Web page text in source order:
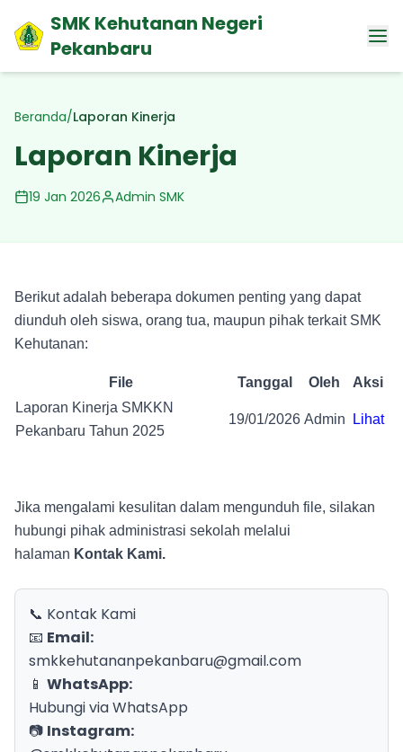
SMK Kehutanan Negeri
Pekanbaru
Beranda/Laporan Kinerja
Laporan Kinerja
19 Jan 2026 Admin SMK
Berikut adalah beberapa dokumen penting yang dapat
diunduh oleh siswa, orang tua, maupun pihak terkait SMK
Kehutanan:
File Tanggal Oleh
Aksi
Laporan Kinerja SMKKN
Pekanbaru Tahun 2025
19/01/2026 Admin Lihat
Jika mengalami kesulitan dalam mengunduh file, silakan
hubungi pihak administrasi sekolah melalui
halaman Kontak Kami.
📞 Kontak Kami
📧 Email:
smkkehutananpekanbaru@gmail.com
📱 WhatsApp:
Hubungi via WhatsApp
📷 Instagram: